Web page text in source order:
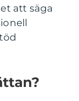
att säga